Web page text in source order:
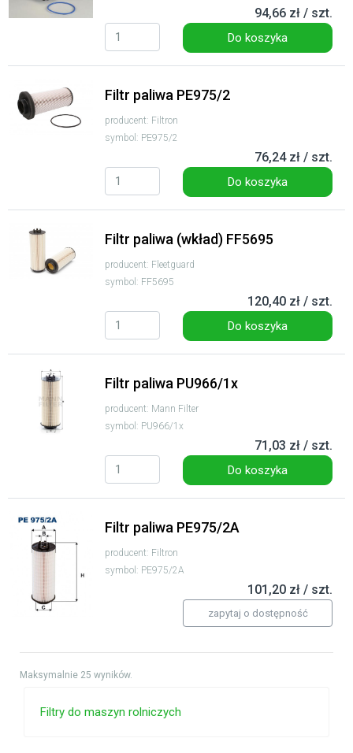
Filtry do maszyn rolniczych
94,66 zł / szt.
Do koszyka
Filtr paliwa PE975/2
producent: Filtron
symbol: PE975/2
76,24 zł / szt.
Do koszyka
Filtr paliwa (wkład) FF5695
producent: Fleetguard
symbol: FF5695
120,40 zł / szt.
Do koszyka
Filtr paliwa PU966/1x
producent: Mann Filter
symbol: PU966/1x
71,03 zł / szt.
Do koszyka
Filtr paliwa PE975/2A
producent: Filtron
symbol: PE975/2A
101,20 zł / szt.
zapytaj o dostępność
Maksymalnie 25 wyników.